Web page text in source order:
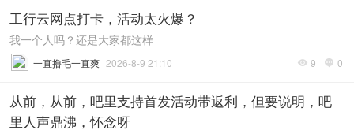
工行云网点打卡，活动太火爆？
我一个人吗？还是大家都这样
 9  0
一直撸毛一直爽 2026-8-9 21:10
从前，从前，吧里支持首发活动带返利，但要说明，吧
里人声鼎沸，怀念呀